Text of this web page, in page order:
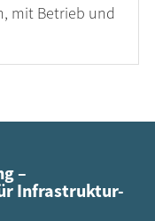
mit Betrieb und
–
Infrastruktur-